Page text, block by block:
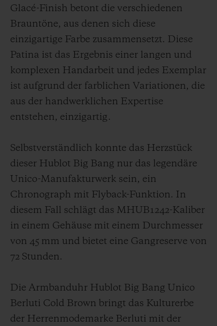
erhalten bleibt.In dieser neuenSpecial
Editionerscheint das Venezia-Leder mit
ColdBrownPatina.
Eine weitere Innovation: Während das
Venezia-Leder bei früheren Ausführungen
dem Armband und dem Zifferblatt
vorbehalten war,verziert
Armbanduhr. Diese Errungenschaft konnte
dank der Entwicklung einervöllig neuen
zweiteiligen Lünettengestaltung erzielt
werden. Mithilfe einesspeziellen Harzes
wird der erste Teil der Lünette, der aus
Leder besteht und ca. 1 mm dick ist, in den
zweiten, unteren Teil aus schwarzer
Keramik eingefügt, der dann auf das
wird. Wiebei dem Armband, einer
Komposition aus patiniertem Leder und
Kautschuk, wirdsich auch bei derLünette
Glacé-Finish betont die verschiedenen
Brauntöne, aus denen sich diese
einzigartige Farbe zusammensetzt. Diese
Patina ist das Ergebnis einer langen und
komplexen Handarbeit und jedes Exemplar
ist aufgrund der farblichen Variationen, die
aus der handwerklichen Expertise
entstehen, einzigartig.
Selbstverständlich konnte das Herzstück
dieser Hublot Big Bang nur das legendäre
Unico-Manufakturwerk sein, ein
Chronograph mit Flyback-Funktion. In
diesem Fall schlägt das MHUB1242-Kaliber
in einem Gehäuse mit einem Durchmesser
von 45 mm und bietet eine Gangreserve von
72 Stunden.
Die Armbanduhr Hublot Big Bang Unico
Berluti Cold Brown bringt das Kulturerbe
der Herrenmodemarke Berluti mit der